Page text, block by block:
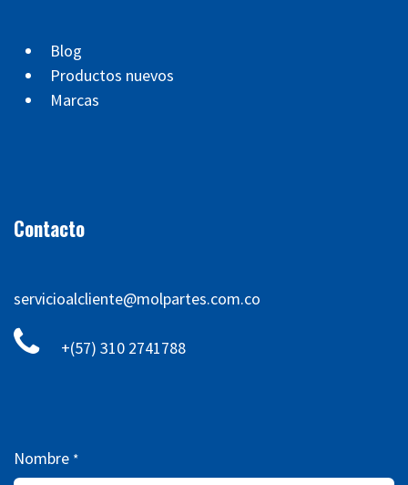
Blog
Productos nuevos
Marcas
Contacto
servicioalcliente@molpartes.com.co
+(57) 310 2741788
Nombre *